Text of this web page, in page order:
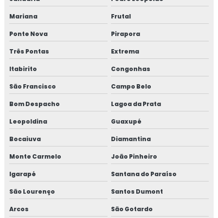
Fibra para reboco
Fibra sintética para concreto
Fibra sintética estrutural
Fibra vidro concreto
Fibra de vidro para concreto preço
Fibra de vidro estrutural
Fibra de vidro para reboco
Fibras sintéticas para obras
Fornecedor de bomba para concreto
Fornecedor de bomba de concreto projetado
Mariana Frutal
Ponte Nova Pirapora
Três Pontas Extrema
Itabirito Congonhas
São Francisco Campo Belo
Bom Despacho Lagoa da Prata
Leopoldina Guaxupé
Bocaiuva Diamantina
Monte Carmelo João Pinheiro
Igarapé Santana do Paraíso
São Lourenço Santos Dumont
Arcos São Gotardo